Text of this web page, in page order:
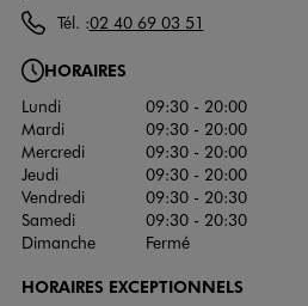
Tél. :02 40 69 03 51
HORAIRES
Lundi
09:30 - 20:00
Mardi
09:30 - 20:00
Mercredi
09:30 - 20:00
Jeudi
09:30 - 20:00
Vendredi
09:30 - 20:30
Samedi
09:30 - 20:30
Dimanche
Fermé
HORAIRES EXCEPTIONNELS